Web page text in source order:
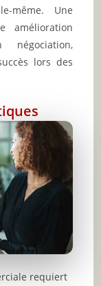
même. Une
amélioration
lors des
requiert